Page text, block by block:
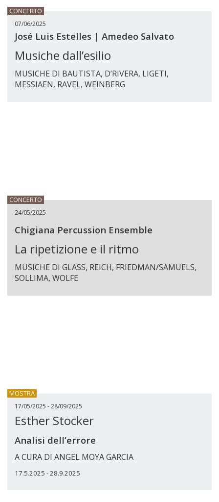
CONCERTO
07/06/2025
José Luis Estelles | Amedeo Salvato
Musiche dall’esilio
MUSICHE DI BAUTISTA, D’RIVERA, LIGETI,
MESSIAEN, RAVEL, WEINBERG
CONCERTO
24/05/2025
Chigiana Percussion Ensemble
La ripetizione e il ritmo
MUSICHE DI GLASS, REICH, FRIEDMAN/SAMUELS,
SOLLIMA, WOLFE
MOSTRA
17/05/2025 - 28/09/2025
Esther Stocker
Analisi dell’errore
A CURA DI ANGEL MOYA GARCIA
17.5.2025 - 28.9.2025